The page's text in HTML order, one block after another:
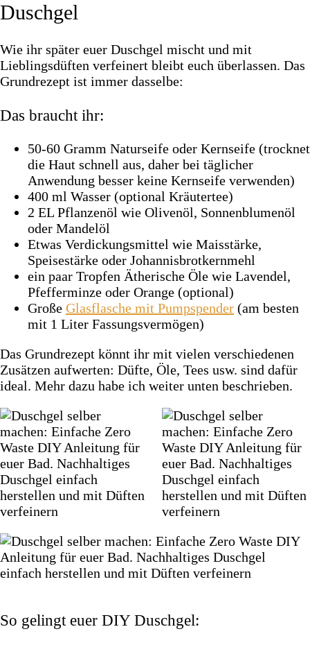
Duschgel
Wie ihr später euer Duschgel mischt und mit
Lieblingsdüften verfeinert bleibt euch überlassen. Das
Grundrezept ist immer dasselbe:
Das braucht ihr:
50-60 Gramm Naturseife oder Kernseife (trocknet
die Haut schnell aus, daher bei täglicher
Anwendung besser keine Kernseife verwenden)
400 ml Wasser (optional Kräutertee)
2 EL Pflanzenöl wie Olivenöl, Sonnenblumenöl
oder Mandelöl
Etwas Verdickungsmittel wie Maisstärke,
Speisestärke oder Johannisbrotkernmehl
ein paar Tropfen Ätherische Öle wie Lavendel,
Pfefferminze oder Orange (optional)
Große Glasflasche mit Pumpspender (am besten
mit 1 Liter Fassungsvermögen)
Das Grundrezept könnt ihr mit vielen verschiedenen
Zusätzen aufwerten: Düfte, Öle, Tees usw. sind dafür
ideal. Mehr dazu habe ich weiter unten beschrieben.
So gelingt euer DIY Duschgel: